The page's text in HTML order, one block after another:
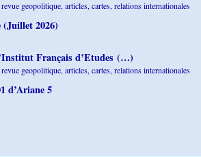
geopolitique, articles, cartes, relations internationales
2026)
Français d’Etudes (…)
geopolitique, articles, cartes, relations internationales
d’Ariane 5